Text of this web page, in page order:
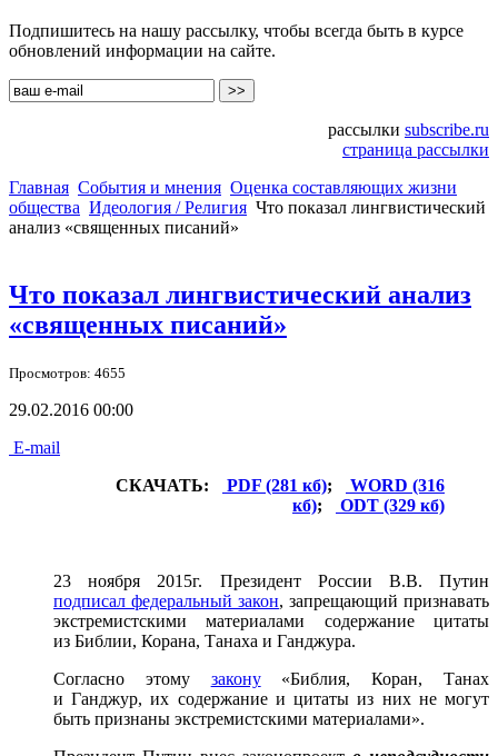
Подпишитесь на нашу рассылку, чтобы всегда быть в курсе
обновлений информации на сайте.
рассылки subscribe.ru
страница рассылки
Главная События и мнения Оценка составляющих жизни
общества Идеология / Религия Что показал лингвистический
анализ «священных писаний»
Что показал лингвистический анализ
«священных писаний»
Просмотров: 4655
29.02.2016 00:00
E-mail
СКАЧАТЬ:
PDF (281 кб);
WORD (316
кб); ODT (329 кб)
23 ноября 2015г. Президент России В.В. Путин
подписал федеральный закон, запрещающий признавать
экстремистскими материалами содержание цитаты
из Библии, Корана, Танаха и Ганджура.
Согласно этому закону«Библия, Коран, Танах
и Ганджур, их содержание и цитаты из них не могут
быть признаны экстремистскими материалами».